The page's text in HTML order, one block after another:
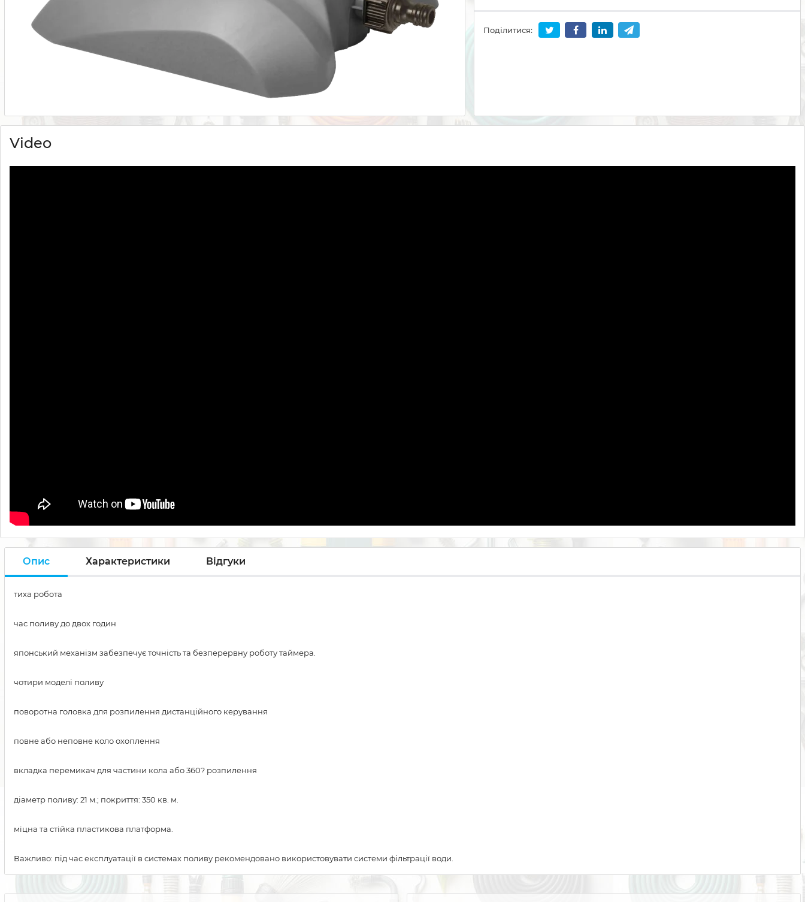
Поділитися:
Video
Опис Характеристики Відгуки
тиха робота
час поливу до двох годин
японський механізм забезпечує точність та безперервну роботу таймера.
чотири моделі поливу
поворотна головка для розпилення дистанційного керування
повне або неповне коло охоплення
вкладка перемикач для частини кола або 360? розпилення
діаметр поливу: 21 м.; покриття: 350 кв. м.
міцна та стійка пластикова платформа.
Важливо: під час експлуатації в системах поливу рекомендовано використовувати системи фільтрації води.